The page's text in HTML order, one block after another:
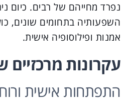
נפרד מחייהם של רבים. כיום
השפעותיה בתחומים שונים,
אמנות ופילוסופיה אישית.
עקרונות מרכזיים
התפתחות אישית